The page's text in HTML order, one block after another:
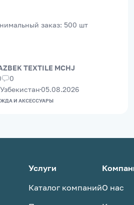
заказ: 500 шт
TEXTILE MCHJ
0
Узбекистан 05.08.2026
И АКСЕССУАРЫ
Услуги
Каталог компанийО нас